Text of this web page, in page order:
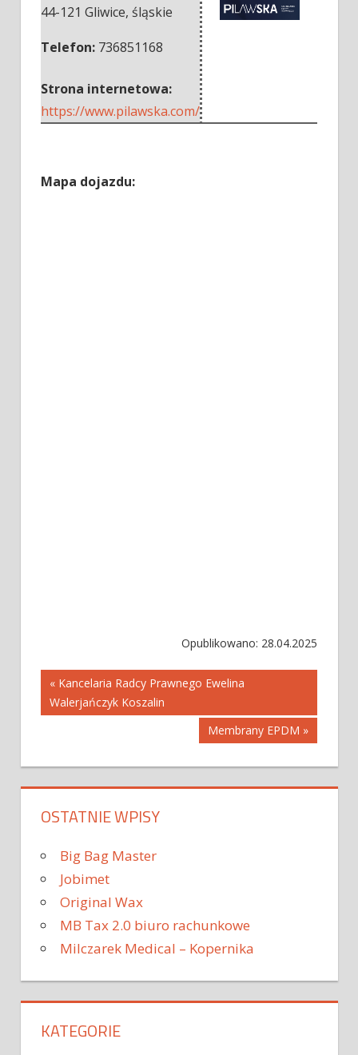
44-121 Gliwice, śląskie
Telefon: 736851168
Strona internetowa:
https://www.pilawska.com/
Mapa dojazdu:
Opublikowano: 28.04.2025
Nawigacja
wpisu
« Kancelaria Radcy Prawnego Ewelina
Walerjańczyk Koszalin
Membrany EPDM »
OSTATNIE WPISY
Big Bag Master
Jobimet
Original Wax
MB Tax 2.0 biuro rachunkowe
Milczarek Medical – Kopernika
KATEGORIE